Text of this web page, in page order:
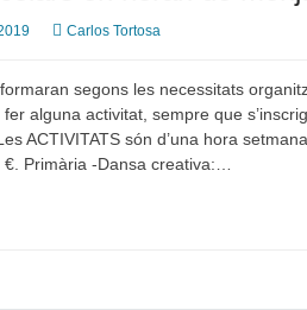
Carlos Tortosa
segons les necessitats
alguna activitat, sempre que
ACTIVITATS són d’una hora
Primària -Dansa creativa:…